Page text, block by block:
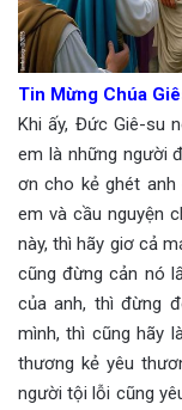
Tin Mừng Chúa
Khi ấy, Đức Giê-su
em là những người
ơn cho kẻ ghét anh
em và cầu nguyện
này, thì hãy giơ cả
cũng đừng cản nó
của anh, thì đừng
mình, thì cũng hãy
thương kẻ yêu
người tội lỗi cũng